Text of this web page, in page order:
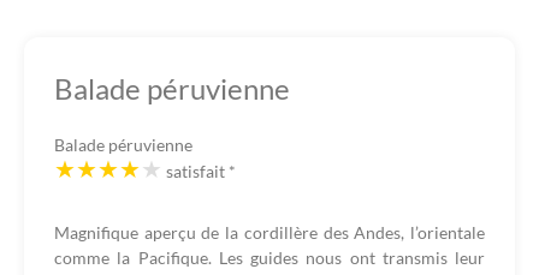
Balade péruvienne
Balade péruvienne
satisfait *
Magnifique aperçu de la cordillère des Andes, l’orientale
comme la Pacifique. Les guides nous ont transmis leur